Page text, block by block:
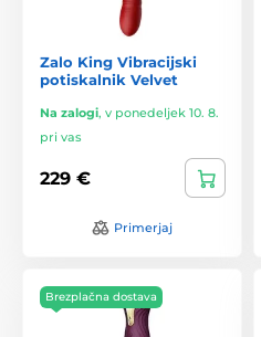
Zalo King Vibracijski
potiskalnik Velvet
Na zalogi, v ponedeljek 10. 8.
pri vas
229 €
Primerjaj
Brezplačna dostava